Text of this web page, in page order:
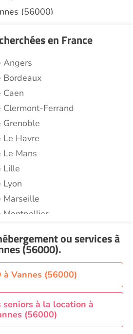
(56000)
(56000)
(56000)
Vannes (56000)
de vie, ménage,
Vannes (56000)
rendez-vous
(56000)
de compagnie Vannes
domicile Vannes (56000)
à domicile à Vannes (56000)
en France
Angers
Bordeaux
Ferrand
Grenoble
Le Havre
Mans
Lille
Marseille
Montpellier
Nice
Orléans
Paris
Perpignan
Rennes
ou servicesà
(56000).
à Vannes (56000)
seniors à la location à
(56000)